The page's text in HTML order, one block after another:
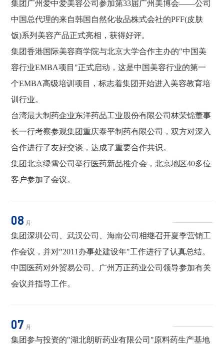
集团广州爱中爱美容公司参加第33届广州美博会——公司
中国总代理的来自韩国自然化妆品株式会社的PFF(皮肤
饭)系列美容产品正式亮相，获得好评。
集团香港国际美容商学院与北京大学合作主办的"中国美
容行业EMBA项目"正式启动，这是中国美容行业的第一
个EMBA高级培训项目，标志着集团开始进入美容教育培
训行业。
台湾最大制药企业东洋药品工业股份有限公司林荣锦董事
长一行考察参观集团重庆泰平制药有限公司，双方对深入
合作进行了友好交谈，达成了重要合作共识。
集团北京绿雪公司举行医药新品推介会，北京地区40多位
客户参加了会议。
08 月
集团深圳公司、武汉公司、海南公司相继召开夏季营销工
作会议，并对"2011办事处建设年"工作进行了认真总结。
中国医药对外贸易公司、广州万正药业公司领导参加有关
会议并指导工作。
07 月
集团参与投资的"湖北朗昕药业有限公司"原料药生产基地